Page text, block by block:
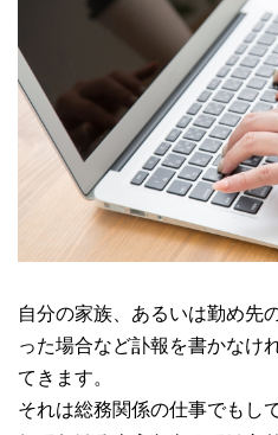
自分の家族、あるいは勤め先
った場合など訃報を書かなけ
てきます。
それは総務関係の仕事でもし